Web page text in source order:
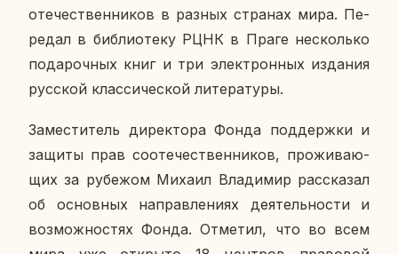
оте­че­ствен­ни­ков в разных стра­нах мира. Пе­
ре­дал в биб­лио­те­ку РЦНК в Праге несколь­ко
по­да­роч­ных книг и три элек­трон­ных из­да­ния
рус­ской клас­си­че­ской ли­те­ра­ту­ры.
За­ме­сти­тель ди­рек­то­ра Фонда под­держ­ки и
защиты прав со­оте­че­ствен­ни­ков, про­жи­ва­ю­
щих за ру­бе­жом Михаил Вла­ди­мир рас­ска­зал
об ос­нов­ных на­прав­ле­ни­ях де­я­тель­но­сти и
воз­мож­но­стях Фонда. От­ме­тил, что во всем